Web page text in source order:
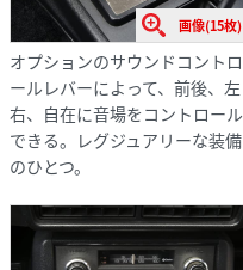
画像(15枚)
オプションのサウンドコントロ
ールレバーによって、前後、左
右、自在に音場をコントロール
できる。レグジュアリーな装備
のひとつ。